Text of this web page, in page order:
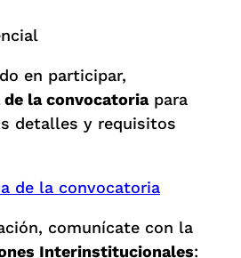
en participar,
la convocatoriapara
detalles y requisitos
de la convocatoria
comunícate con la
Interinstitucionales: